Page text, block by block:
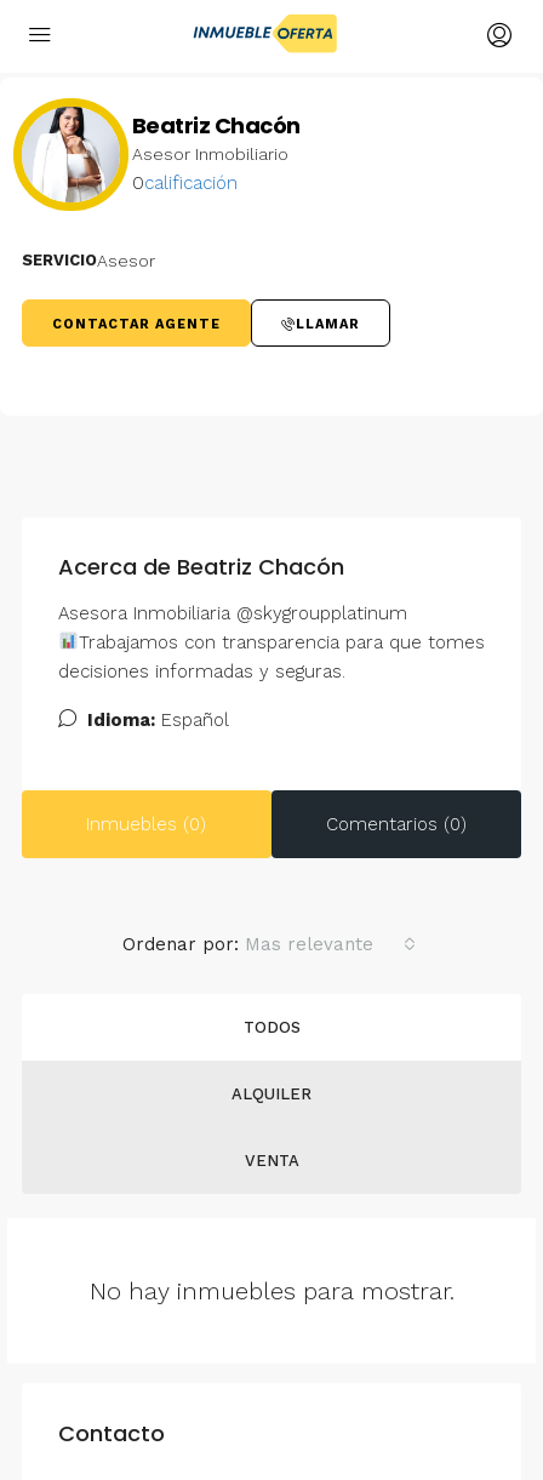
Beatriz Chacón
Asesor Inmobiliario
0calificación
SERVICIOAsesor
CONTACTAR AGENTE LLAMAR
Acerca de Beatriz Chacón
Asesora Inmobiliaria @skygroupplatinum
Trabajamos con transparencia para que tomes
decisiones informadas y seguras.
Idioma: Español
Inmuebles (0) Comentarios (0)
TODOS
ALQUILER
VENTA
Ordenar por: Mas relevante
No hay inmuebles para mostrar.
Contacto